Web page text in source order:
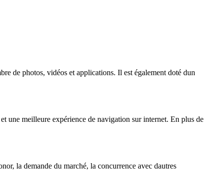
de photos, vidéos et applications. Il est également doté dun
une meilleure expérience de navigation sur internet. En plus de
la demande du marché, la concurrence avec dautres